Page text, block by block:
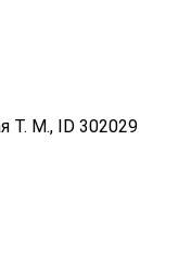
Т. М., ID 302029